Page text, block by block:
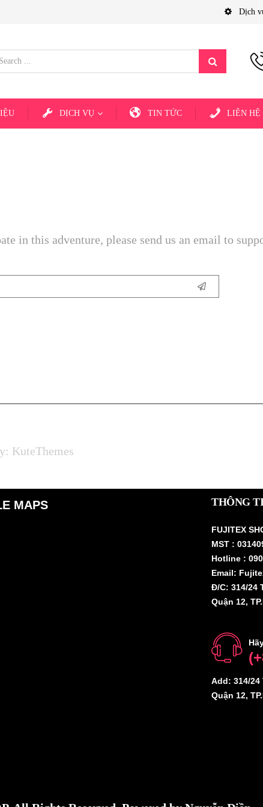
Dịch
DỊCH VỤ TIN TỨC LIÊN HỆ
in this adventure, please send us an email to
KuteThemes
MAPS THÔNG
FUJITEX
MST :
Hotline :
Email:
Đ/C: 314/24
Quận 12,
Add: 314/24
Quận 12,